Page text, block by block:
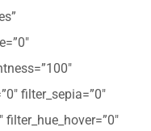
filter_sepia=”0″
filter_hue_hover=”0″